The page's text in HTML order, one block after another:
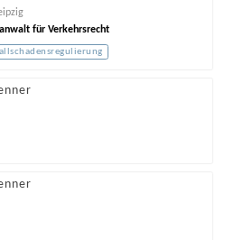
für Verkehrsrecht